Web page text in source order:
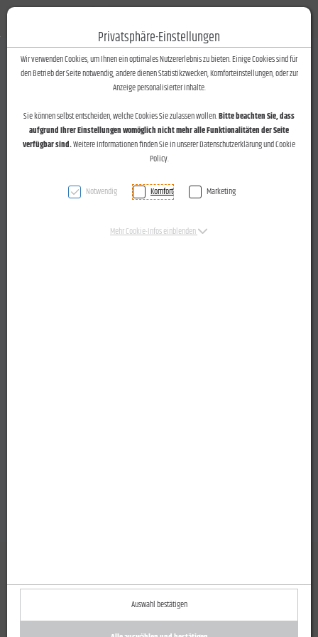
Zum Inhalt springen [AK + 0]
Zum Hauptmenü springen [AK + 1]
Zum Footer-Menü unten (angedockt an Browserrand) springen [AK + 2]
Zum Widget-Menü rechts springen [AK + 3]
Zu den Inhalten im Fußbereich springen [AK + 4]
Privatsphäre-Einstellungen
Wir verwenden Cookies, um Ihnen ein optimales Nutzererlebnis zu bieten. Einige Cookies sind für
den Betrieb der Seite notwendig, andere dienen Statistikzwecken, Komforteinstellungen, oder zur
Anzeige personalisierter Inhalte.
Sie können selbst entscheiden, welche Cookies Sie zulassen wollen.Bitte beachten Sie, dass
aufgrund Ihrer Einstellungen womöglich nicht mehr alle Funktionalitäten der Seite
verfügbar sind.Weitere Informationen finden Sie in unserer Datenschutzerklärung und Cookie
Policy.
Notwendig Komfort Marketing
Mehr Cookie-Infos einblenden
Auswahl bestätigen